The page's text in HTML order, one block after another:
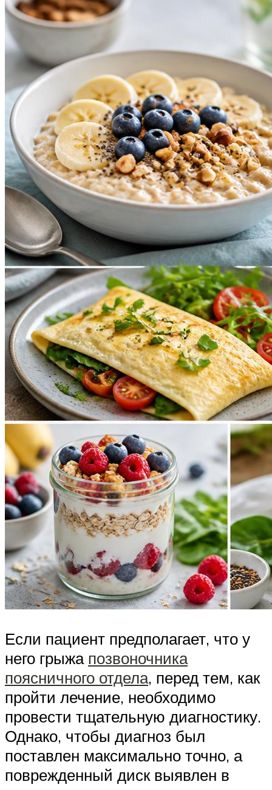
Если пациент предполагает, что у
него грыжа позвоночника
поясничного отдела, перед тем, как
пройти лечение, необходимо
провести тщательную диагностику.
Однако, чтобы диагноз был
поставлен максимально точно, а
поврежденный диск выявлен в